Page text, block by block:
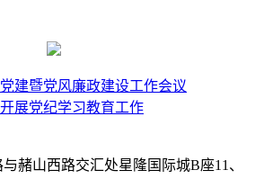
建暨党风廉政建设工作会议
展党纪学习教育工作
赭山西路交汇处星隆国际城B座11、